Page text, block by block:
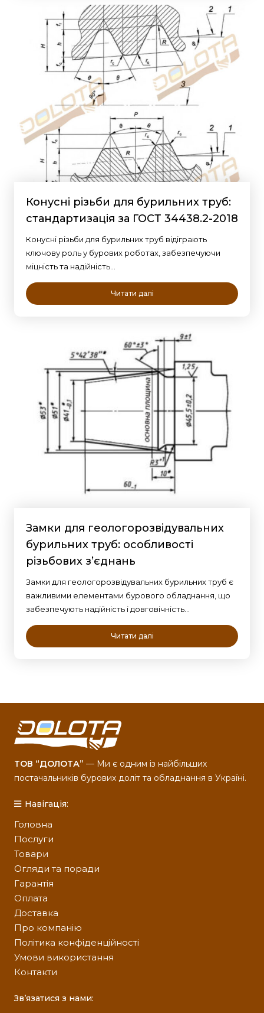
Конусні різьби для бурильних труб:
стандартизація за ГОСТ 34438.2-2018
Конусні різьби для бурильних труб відіграють
ключову роль у бурових роботах, забезпечуючи
міцність та надійність…
Читати далі
Замки для геологорозвідувальних
бурильних труб: особливості
різьбових з’єднань
Замки для геологорозвідувальних бурильних труб є
важливими елементами бурового обладнання, що
забезпечують надійність і довговічність…
Читати далі
ТОВ “ДОЛОТА” — Ми є одним із найбільших
постачальників бурових доліт та обладнання в Україні.
Навігація:
Головна
Послуги
Товари
Огляди та поради
Гарантія
Оплата
Доставка
Про компанію
Політика конфіденційності
Умови використання
Контакти
Зв’язатися з нами: